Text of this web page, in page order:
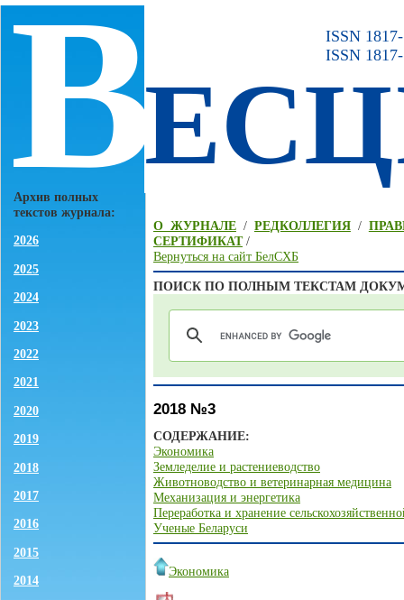
В
Архив полных
текстов журнала:
2026
2025
2024
2023
2022
2021
2020
2019
2018
2017
2016
2015
2014
ISSN
ISSN
О ЖУРНАЛЕ/ РЕДКОЛЛЕГИЯ/
СЕРТИФИКАТ/
Вернуться на сайт БелСХБ
ПОИСК ПО ПОЛНЫМ ТЕКСТАМ
2018 №3
СОДЕРЖАНИЕ:
Экономика
Земледелие и растениеводство
Животноводство и ветеринарная медицина
Механизация и энергетика
Переработка и хранение
Ученые Беларуси
Экономика